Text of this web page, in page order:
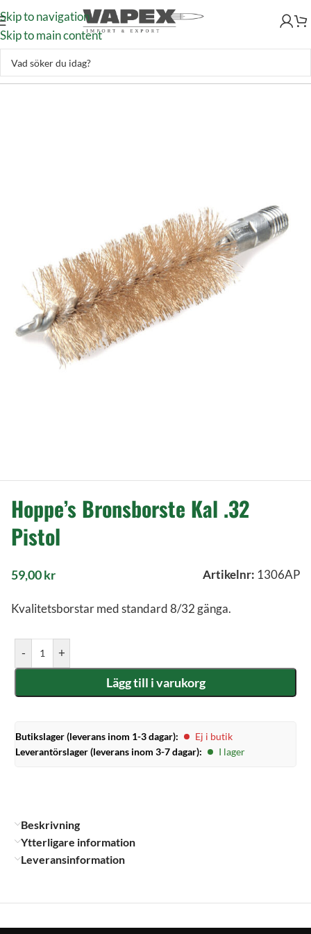
Skip to navigation
Skip to main content
Skytte–Vapenvård–Borstar–Hoppe’s Bronsborste Kal .32 Pistol
Hoppe’s Bronsborste Kal .32
Pistol
59,00kr Artikelnr: 1306AP
Kvalitetsborstar med standard 8/32 gänga.
- +
Lägg till i varukorg
Butikslager (leverans inom 1-3 dagar):
Ej i butik
Leverantörslager (leverans inom 3-7 dagar):
I lager
Beskrivning
Ytterligare information
Leveransinformation